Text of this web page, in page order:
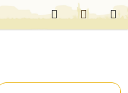
Hledat
KOŠÍK